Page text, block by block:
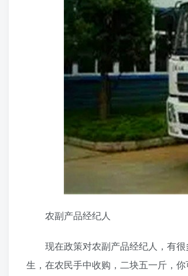
农副产品经纪人
现在政策对农副产品经纪人，有很
生，在农民手中收购，二块五一斤，